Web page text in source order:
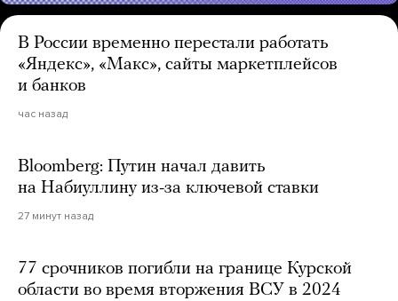
В России временно перестали работать
«Яндекс», «Макс», сайты маркетплейсов
и банков
час назад
Bloomberg: Путин начал давить
на Набиуллину из-за ключевой ставки
27 минут назад
77 срочников погибли на границе Курской
области во время вторжения ВСУ в 2024